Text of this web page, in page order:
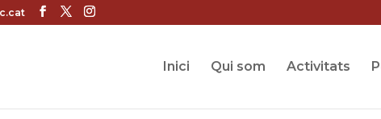
Inici Qui som Activitats